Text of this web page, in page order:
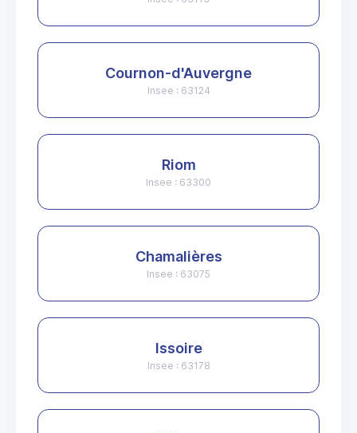
Cournon-d'Auvergne
Insee : 63124
Riom
Insee : 63300
Chamalières
Insee : 63075
Issoire
Insee : 63178